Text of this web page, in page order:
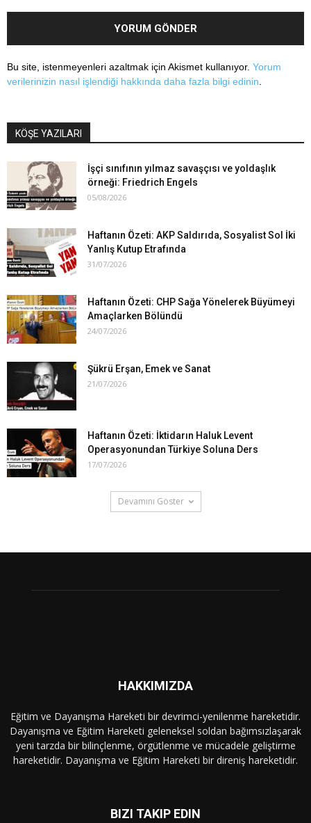
Bu site, istenmeyenleri azaltmak için Akismet kullanıyor. Yorum
verilerinizin nasıl işlendiği hakkında daha fazla bilgi edinin
KÖŞE YAZILARI
İşçi sınıfının yılmaz savaşçısı ve yoldaşlık
örneği: Friedrich Engels
05/08/2026
Haftanın Özeti: AKP Saldırıda, Sosyalist Sol İki
Yanlış Kutup Etrafında
31/07/2026
Haftanın Özeti: CHP Sağa Yönelerek Büyümeyi
Amaçlarken Bölündü
24/07/2026
Şükrü Erşan, Emek ve Sanat
21/07/2026
Haftanın Özeti: İktidarın Haluk Levent
Operasyonundan Türkiye Soluna Ders
17/07/2026
Devamını Göster
HAKKIMIZDA
Eğitim ve Dayanışma Hareketi bir devrimci-yenilenme hareketidir.
Dayanışma ve Eğitim Hareketi geleneksel soldan bağımsızlaşarak
yeni tarzda bir bilinçlenme, örgütlenme ve mücadele geliştirme
hareketidir. Dayanışma ve Eğitim Hareketi bir direniş hareketidir.
BIZI TAKIP EDIN